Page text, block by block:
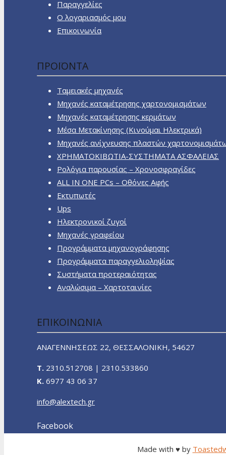
Παραγγελίες
Ο λογαριασμός μου
Επικοινωνία
ΠΡΟΪΟΝΤΑ
Ταμειακές μηχανές
Μηχανές καταμέτρησης χαρτονομισμάτων
Μηχανές καταμέτρησης κερμάτων
Μέσα Μετακίνησης (Κινούμαι Ηλεκτρικά)
Μηχανές ανίχνευσης πλαστών
ΧΡΗΜΑΤΟΚΙΒΩΤΙΑ-ΣΥΣΤΗΜΑΤΑ ΑΣΦΑΛΕΙΑΣ
Ρολόγια παρουσίας – Χρονοσφραγίδες
ALL IN ONE PCs – Οθόνες Αφής
Εκτυπωτές
Ups
Ηλεκτρονικοί ζυγοί
Μηχανές γραφείου
Προγράμματα μηχανογράφησης
Προγράμματα παραγγελιοληψίας
Συστήματα προτεραιότητας
Αναλώσιμα – Χαρτοταινίες
ΕΠΙΚΟΙΝΩΝΙΑ
ΑΝΑΓΕΝΝΗΣΕΩΣ 22, ΘΕΣΣΑΛΟΝΙΚΗ, 54627
T. 2310.512708 | 2310.533860
K. 6977 43 06 37
info@alextech.gr
Facebook
Made with ♥ by